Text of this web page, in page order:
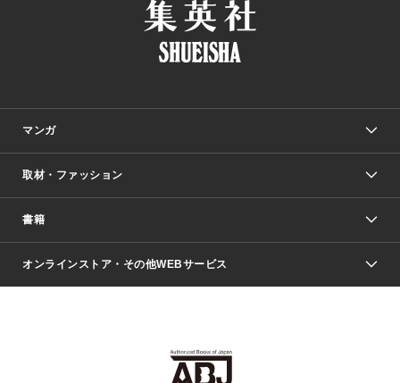
マンガ
少年マンガ
Vジャンプ
週刊ヤングジャンプ
少女マンガ
取材・ファッション
Seventeen
芸能・情報・スポーツ
書籍
文芸・文庫・総合
ライトノベル・ノベライズ
オンラインストア・その他WEBサービス